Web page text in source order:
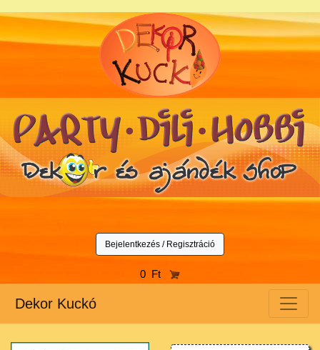
Bejelentkezés / Regisztráció
0 Ft
Dekor Kuckó